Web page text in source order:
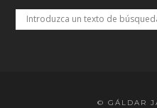
© GÁLDAR